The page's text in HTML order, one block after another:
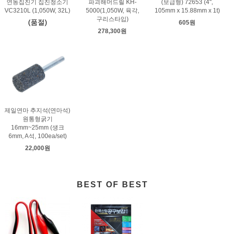
연동집진기 집진청소기
VC3210L (1,050W, 32L)
(품절)
파괴해머드릴 KH-
5000(1,050W, 육각,
구리스타입)
278,300원
(보급형) 72653 (4",
105mm x 15.88mm x 1t)
605원
제일연마 추지석(연마석)
원통형굵기
16mm~25mm (생크
6mm, A석, 100ea/set)
22,000원
BEST OF BEST